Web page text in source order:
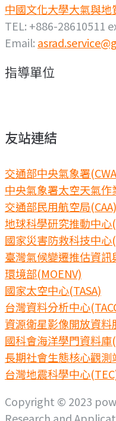
中國文化大學大氣與地
TEL: +886-28610511
Email:
指導單位
友站連結
交通部中央氣象署
中央氣象署太空天氣作
交通部民用航空局(CAA)
地球科學研究推動中心
國家災害防救科技中心
臺灣氣候變遷推估資訊
環境部(MOENV)
國家太空中心(TASA)
台灣資料分析中心
資源衛星影像開放資料
國科會海洋學門資料庫
長期社會生態核心觀測
台灣地震科學中心
Copyright © 2023